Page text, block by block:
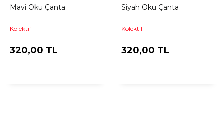
Mavi Oku Çanta
Kolektif
320,00 TL
Siyah Oku Çanta
Kolektif
320,00 TL